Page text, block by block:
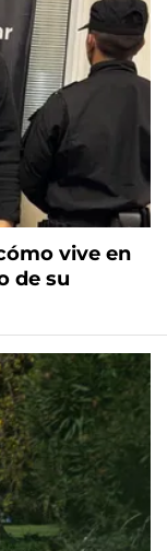
vive en
de su